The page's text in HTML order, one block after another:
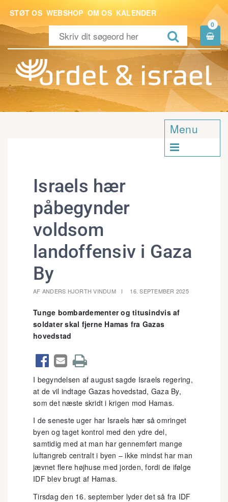
STØT OS WEBSHOP OM OS KALENDER

0

Menu

Israels hær
påbegynder
voldsom
landoffensiv i Gaza
By
AF ANDERS HJORTH VINDUM 16. SEPTEMBER 2025
Tunge bombardementer og titusindvis af
soldater skal fjerne Hamas fra Gazas
hovedstad
  
I begyndelsen af august sagde Israels regering,
at de vil indtage Gazas hovedstad, Gaza By,
som det næste skridt i krigen mod Hamas.
I de seneste uger har Israels hær så omringet
byen og taget kontrol med den ydre del,
samtidig med at man har gennemført mange
luftangreb centralt i byen – ikke mindst har man
jævnet flere højhuse med jorden, fordi de ifølge
IDF blev brugt af Hamas.
Tirsdag den 16. september lyder det så fra IDF